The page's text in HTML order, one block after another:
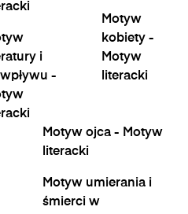
i
-
Motyw
kobiety -
Motyw
literacki
Motyw ojca - Motyw
literacki
Motyw umierania i
śmierci w